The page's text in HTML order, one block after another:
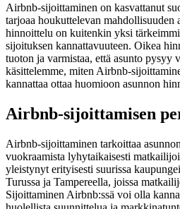
Airbnb-sijoittaminen on kasvattanut
tarjoaa houkuttelevan mahdollisuuden
hinnoittelu on kuitenkin yksi
sijoituksen kannattavuuteen. Oikea
tuoton ja varmistaa, että asunto pysyy
käsittelemme, miten Airbnb-
kannattaa ottaa huomioon asunnon
Airbnb-sijoittamisen
Airbnb-sijoittaminen tarkoittaa
vuokraamista lyhytaikaisesti
yleistynyt erityisesti suurissa
Turussa ja Tampereella, joissa
Sijoittaminen Airbnb:ssä voi olla